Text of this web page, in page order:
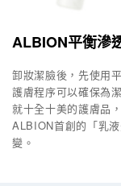
ALBION平衡滲
卸妝潔臉後，先使用
護膚程序可以確保為
就十全十美的護膚品
ALBION首創的「乳
變。